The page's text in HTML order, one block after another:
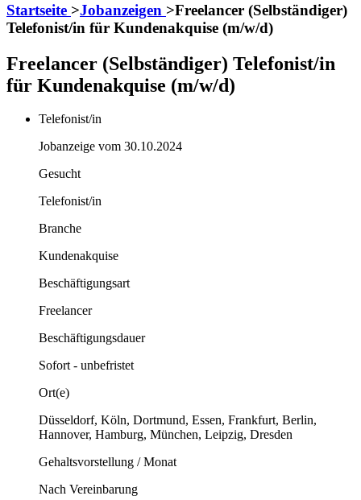
Startseite >Jobanzeigen >Freelancer (Selbständiger)
Telefonist/in für Kundenakquise (m/w/d)
Freelancer (Selbständiger) Telefonist/in
für Kundenakquise (m/w/d)
Telefonist/in
Jobanzeige vom 30.10.2024
Gesucht
Telefonist/in
Branche
Kundenakquise
Beschäftigungsart
Freelancer
Beschäftigungsdauer
Sofort - unbefristet
Ort(e)
Düsseldorf, Köln, Dortmund, Essen, Frankfurt, Berlin,
Hannover, Hamburg, München, Leipzig, Dresden
Gehaltsvorstellung / Monat
Nach Vereinbarung